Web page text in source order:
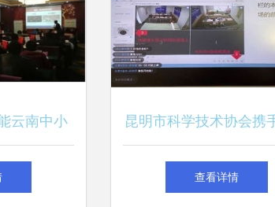
云南中小
型新浪潮
昆明市科学技术协会携
网络技术服务，共促科
查看详情